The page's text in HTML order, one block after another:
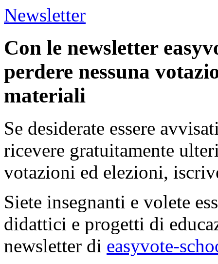
Newsletter
Con le newsletter
perdere nessuna
materiali
Se desiderate essere
ricevere gratuitamente
votazioni ed elezioni,
Siete insegnanti e volete
didattici e progetti di
newsletter di easyvote-